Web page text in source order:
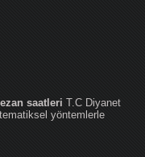
saatleri T.C Diyanet
yöntemlerle